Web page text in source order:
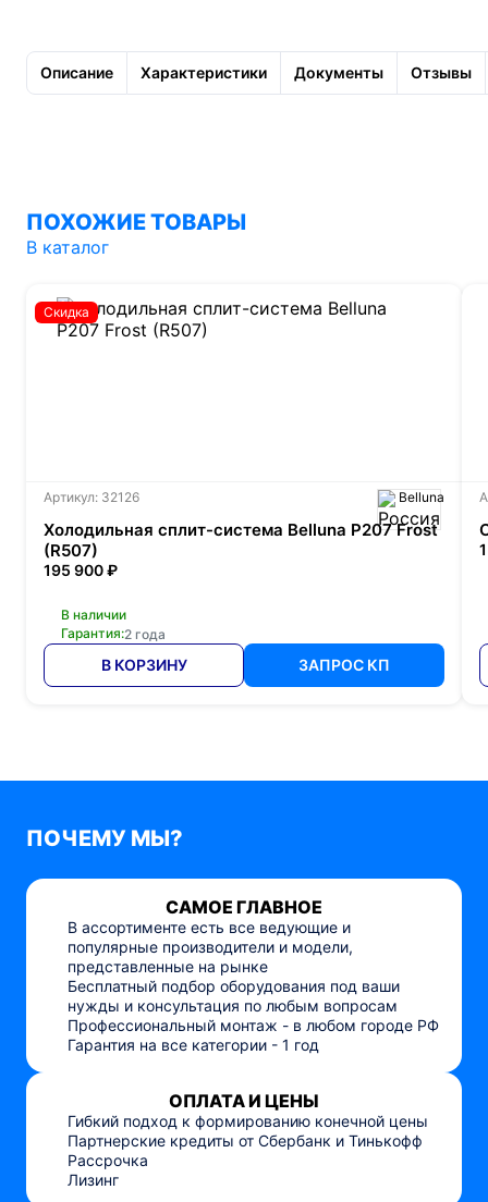
Описание Характеристики Документы Отзывы
ПОХОЖИЕ ТОВАРЫ
В каталог
Артикул: 32126 Belluna
Холодильная сплит-система Belluna P207 Frost
(R507)
Скидка
195 900 ₽
В наличии
Гарантия:2 года
В КОРЗИНУ ЗАПРОС КП
ПОЧЕМУ МЫ?
САМОЕ ГЛАВНОЕ
В ассортименте есть все ведующие и
популярные производители и модели,
представленные на рынке
Бесплатный подбор оборудования под ваши
нужды и консультация по любым вопросам
Профессиональный монтаж - в любом городе РФ
Гарантия на все категории - 1 год
ОПЛАТА И ЦЕНЫ
Гибкий подход к формированию конечной цены
Партнерские кредиты от Сбербанк и Тинькофф
Рассрочка
Лизинг